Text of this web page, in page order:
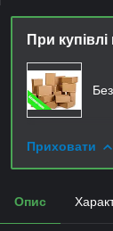
При
Приховати
Опис